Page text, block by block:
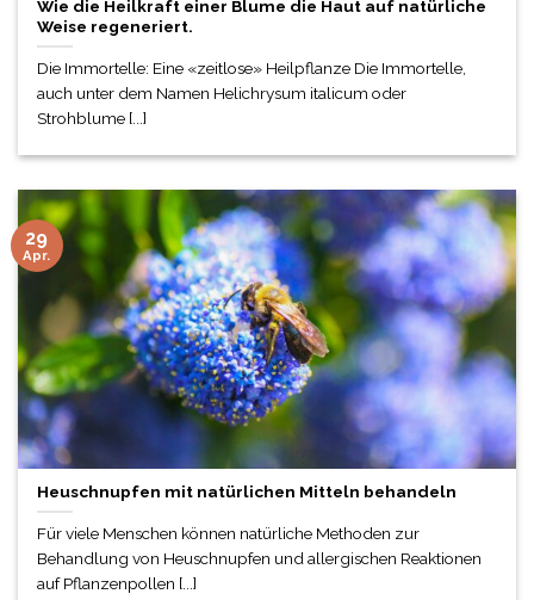
Wie die Heilkraft einer Blume die Haut auf natürliche
Weise regeneriert.
Die Immortelle: Eine «zeitlose» Heilpflanze Die Immortelle,
auch unter dem Namen Helichrysum italicum oder
Strohblume [...]
Heuschnupfen mit natürlichen Mitteln behandeln
Für viele Menschen können natürliche Methoden zur
Behandlung von Heuschnupfen und allergischen Reaktionen
auf Pflanzenpollen [...]
29
Apr.